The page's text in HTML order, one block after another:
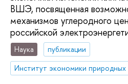
ВШЭ, посвященная
механизмов углеродного
российской
Наука
публикации